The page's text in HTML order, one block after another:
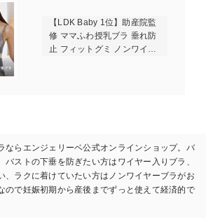
【LDK Baby 1位】助産院監
修 ママふわ授乳ブラ 垂れ防
止 フィットグミ ノンワイヤ
ならエンジェリーベ公式オンラインショップ。バ
バストの下垂を防ぎたい方はワイヤー入りブラ、
、ラクに着けていたい方はノンワイヤーブラがお
ので妊娠初期から産後までずっと使えて経済的で